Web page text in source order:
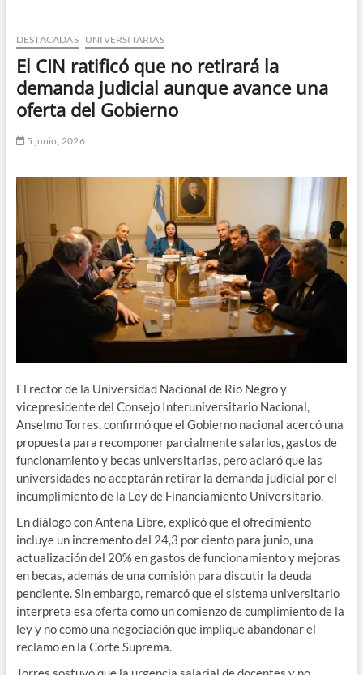
m
DESTACADAS UNIVERSITARIAS
El CIN ratificó que no retirará la
demanda judicial aunque avance una
oferta del Gobierno
5 junio, 2026
El rector de la Universidad Nacional de Río Negro y
vicepresidente del Consejo Interuniversitario Nacional,
Anselmo Torres, confirmó que el Gobierno nacional acercó una
propuesta para recomponer parcialmente salarios, gastos de
funcionamiento y becas universitarias, pero aclaró que las
universidades no aceptarán retirar la demanda judicial por el
incumplimiento de la Ley de Financiamiento Universitario.
En diálogo con Antena Libre, explicó que el ofrecimiento
incluye un incremento del 24,3 por ciento para junio, una
actualización del 20% en gastos de funcionamiento y mejoras
en becas, además de una comisión para discutir la deuda
pendiente. Sin embargo, remarcó que el sistema universitario
interpreta esa oferta como un comienzo de cumplimiento de la
ley y no como una negociación que implique abandonar el
reclamo en la Corte Suprema.